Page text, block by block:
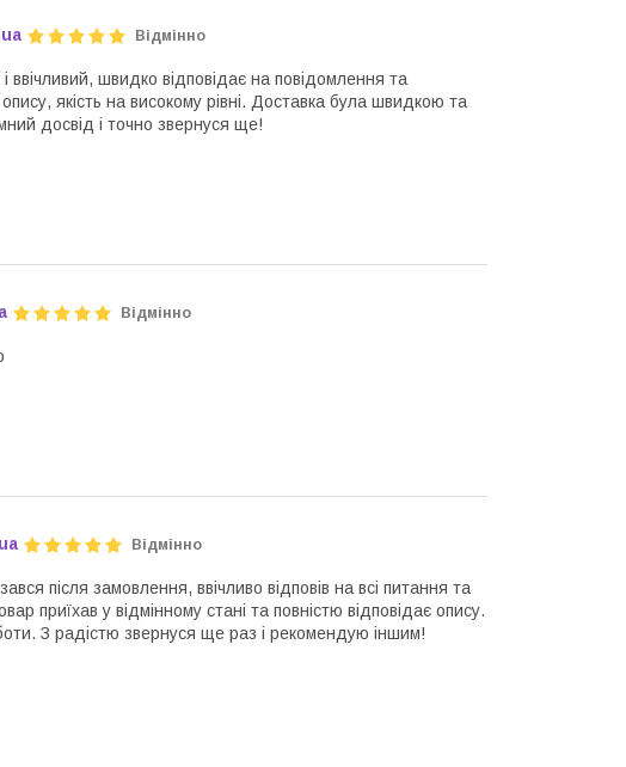
Відмінно
швидко відповідає на повідомлення та
якість на високому рівні. Доставка була швидкою та
досвід і точно звернуся ще!
Відмінно
Відмінно
після замовлення, ввічливо відповів на всі питання та
приїхав у відмінному стані та повністю відповідає опису.
З радістю звернуся ще раз і рекомендую іншим!